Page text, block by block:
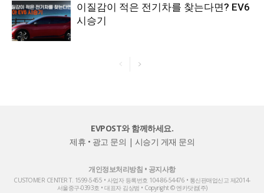
이질감이 적은 전기차를 찾는다면? EV6
시승기
EVPOST와 함께하세요.
제휴 • 광고 문의 | 시승기 게재 문의
개인정보처리방침 • 공지사항
CUSTOMER CENTER T. 1599-5455 • 사업자 등록번호 104-86-54476 • 통신판매업신고 제2014-
서울중구-0393호 • 대표자 김상범 • Copyright © 엔카닷컴(주)